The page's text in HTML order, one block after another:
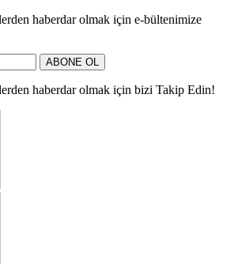
haberdar olmak için e-bültenimize
ABONE OL
haberdar olmak için bizi Takip Edin!